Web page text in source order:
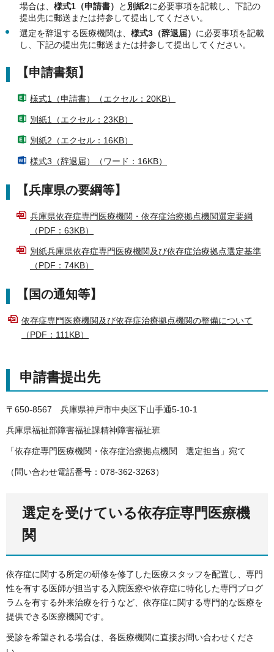
場合は、 様式1（申請書） と 別紙2に必要事項を記載し、下記の
提出先に郵送または持参して提出してください。
選定を辞退する医療機関は、 様式3（辞退届） に必要事項を記載
し、下記の提出先に郵送または持参して提出してください。
【申請書類】
様式1（申請書）（エクセル：20KB）
別紙1（エクセル：23KB）
別紙2（エクセル：16KB）
様式3（辞退届）（ワード：16KB）
【兵庫県の要綱等】
兵庫県依存症専門医療機関・依存症治療拠点機関選定要綱
（PDF：63KB）
別紙兵庫県依存症専門医療機関及び依存症治療拠点選定基準
（PDF：74KB）
【国の通知等】
依存症専門医療機関及び依存症治療拠点機関の整備について
（PDF：111KB）
申請書提出先
〒650-8567 兵庫県神戸市中央区下山手通5-10-1
兵庫県福祉部障害福祉課精神障害福祉班
「依存症専門医療機関・依存症治療拠点機関 選定担当」宛て
（問い合わせ電話番号：078-362-3263）
選定を受けている依存症専門医療機
関
依存症に関する所定の研修を修了した医療スタッフを配置し、専門
性を有する医師が担当する入院医療や依存症に特化した専門プログ
ラムを有する外来治療を行うなど、依存症に関する専門的な医療を
提供できる医療機関です。
受診を希望される場合は、各医療機関に直接お問い合わせくださ